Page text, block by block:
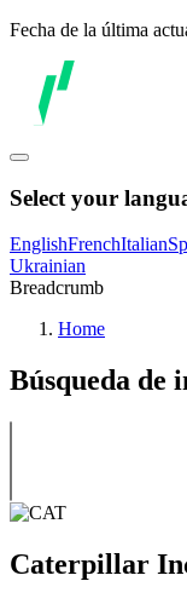
Fecha de la última
Select your
EnglishFrenchItalian
Ukrainian
Breadcrumb
Home
Búsqueda de
Caterpillar